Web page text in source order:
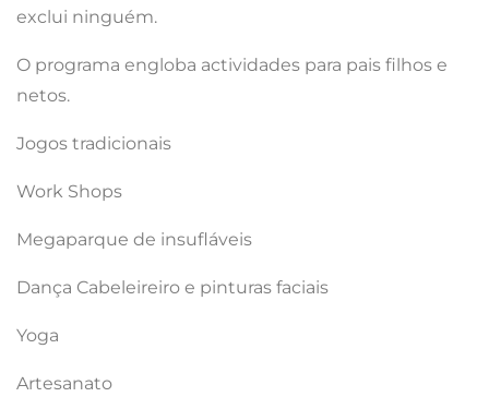
exclui ninguém.
O programa engloba actividades para pais filhos e
netos.
Jogos tradicionais
Work Shops
Megaparque de insufláveis
Dança Cabeleireiro e pinturas faciais
Yoga
Artesanato